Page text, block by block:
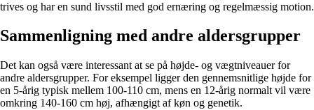
trives og har en sund livsstil med god ernæring og regelmæssig motion.
Sammenligning med andre aldersgrupper
Det kan også være interessant at se på højde- og vægtniveauer for
andre aldersgrupper. For eksempel ligger den gennemsnitlige højde for
en 5-årig typisk mellem 100-110 cm, mens en 12-årig normalt vil være
omkring 140-160 cm høj, afhængigt af køn og genetik.